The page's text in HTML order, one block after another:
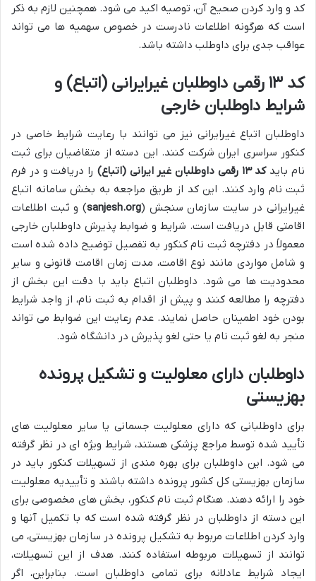
کد و وارد کردن صحیح آن، توصیه اکید می شود. همچنین لازم به ذکر
است که هرگونه اطلاعات نادرست در خصوص سهمیه ها می تواند
عواقب جدی برای داوطلب داشته باشد.
کد ۱۳ رقمی داوطلبان غیرایرانی (اتباع) و
شرایط داوطلبان خارجی
داوطلبان اتباع غیرایرانی نیز می توانند با رعایت شرایط خاصی در
کنکور سراسری ایران شرکت کنند. این دسته از متقاضیان برای ثبت
نام بایدکد ۱۳ رقمی داوطلبان غیر ایرانی (اتباع)
را دریافت و در فرم
ثبت نام وارد کنند. این کد از طریق مراجعه به بخش سامانه اتباع
غیرایرانی در سایت سازمان سنجش (sanjesh.org) و ثبت اطلاعات
اقامتی قابل دریافت است. شرایط و ضوابط پذیرش داوطلبان خارجی
معمولاً در دفترچه ثبت نام کنکور به تفصیل توضیح داده شده است
و شامل مواردی مانند نوع اقامت، مدت زمان اقامت قانونی و سایر
محدودیت ها می شود. داوطلبان اتباع باید با دقت این بخش از
دفترچه را مطالعه کنند و پیش از اقدام به ثبت نام، از واجد شرایط
بودن خود اطمینان حاصل نمایند. عدم رعایت این ضوابط می تواند
منجر به لغو ثبت نام یا حتی لغو پذیرش در دانشگاه شود.
داوطلبان دارای معلولیت و تشکیل پرونده
بهزیستی
برای داوطلبانی که دارای معلولیت جسمانی یا سایر معلولیت های
تأیید شده توسط مراجع پزشکی هستند، شرایط ویژه ای در نظر گرفته
می شود. این داوطلبان برای بهره مندی از تسهیلات کنکور باید در
سازمان بهزیستی کل کشور پرونده داشته باشند و تأییدیه معلولیت
خود را ارائه دهند. هنگام ثبت نام کنکور، بخش های مخصوصی برای
این دسته از داوطلبان در نظر گرفته شده است که با تکمیل آنها و
وارد کردن اطلاعات مربوط به تشکیل پرونده در سازمان بهزیستی، می
توانند از تسهیلات مربوطه استفاده کنند. هدف از این تسهیلات،
ایجاد شرایط عادلانه برای تمامی داوطلبان است. بنابراین، اگر